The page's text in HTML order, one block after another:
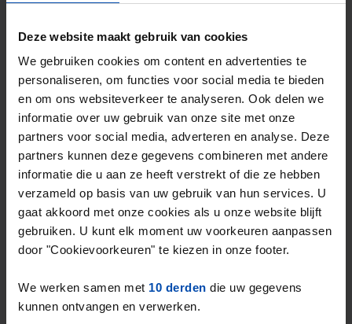
Deze website maakt gebruik van cookies
We gebruiken cookies om content en advertenties te
personaliseren, om functies voor social media te bieden
en om ons websiteverkeer te analyseren. Ook delen we
informatie over uw gebruik van onze site met onze
partners voor social media, adverteren en analyse. Deze
partners kunnen deze gegevens combineren met andere
informatie die u aan ze heeft verstrekt of die ze hebben
verzameld op basis van uw gebruik van hun services. U
gaat akkoord met onze cookies als u onze website blijft
gebruiken. U kunt elk moment uw voorkeuren aanpassen
door "Cookievoorkeuren" te kiezen in onze footer.
We werken samen met 10 derden die uw gegevens
kunnen ontvangen en verwerken.
Bergen op Zoom
2 maanden, 2 weken geleden gevonden
Gevonden op:Gnagnagna.nl
20m²
1 kamer
⚡️ Deze woning is waarschijnlijk al weg
Reageer binnen 15 minuten om kans te maken. Met
Rent.nl ben je altijd als eerste!
Mis de volgende niet →